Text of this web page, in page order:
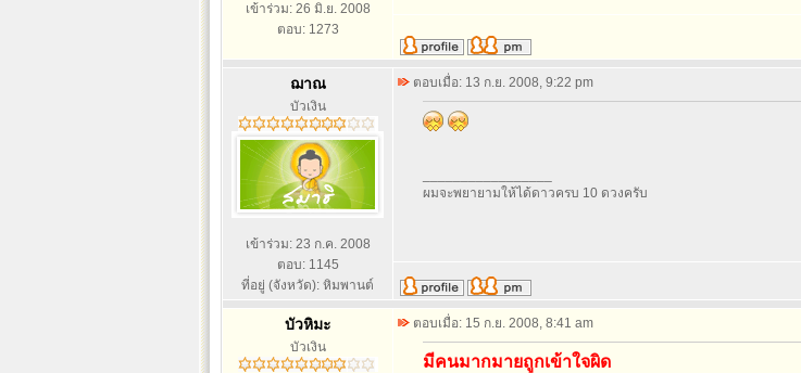
เข้าร่วม: 26 มิ.ย. 2008
ตอบ: 1273
ฌาณ
บัวเงิน
เข้าร่วม: 23 ก.ค. 2008
ตอบ: 1145
ที่อยู่ (จังหวัด): หิมพานต์
ตอบเมื่อ: 13 ก.ย. 2008, 9:22 pm
ผมจะพยายามให้ได้ดาวครบ 10 ดวงครับ
บัวหิมะ
บัวเงิน
ตอบเมื่อ: 15 ก.ย. 2008, 8:41 am
มีคนมากมายถูกเข้าใจผิด